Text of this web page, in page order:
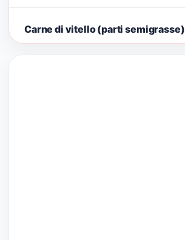
Carne di vitello (parti semigrasse)